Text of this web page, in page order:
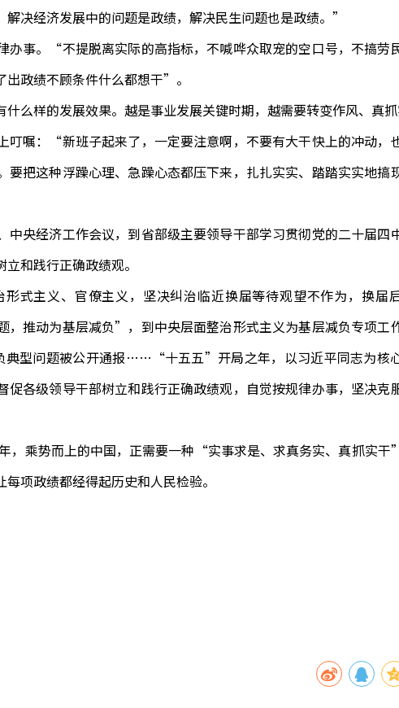
决经济发展中的问题是政绩，解决民生问题也是政绩。”
事。“不提脱离实际的高指标，不喊哗众取宠的空口号，不搞劳
政绩不顾条件什么都想干”。
样的发展效果。越是事业发展关键时期，越需要转变作风、真抓
嘱：“新班子起来了，一定要注意啊，不要有大干快上的冲动，
要把这种浮躁心理、急躁心态都压下来，扎扎实实、踏踏实实地搞
央经济工作会议，到省部级主要领导干部学习贯彻党的二十届四
和践行正确政绩观。
主义、官僚主义，坚决纠治临近换届等待观望不作为，换届
推动为基层减负”，到中央层面整治形式主义为基层减负专项工
典型问题被公开通报……“十五五”开局之年，以习近平同志为核
促各级领导干部树立和践行正确政绩观，自觉按规律办事，坚决克
乘势而上的中国，正需要一种“实事求是、求真务实、真抓实干
项政绩都经得起历史和人民检验。